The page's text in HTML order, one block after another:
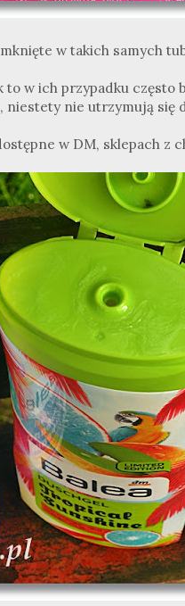
w takich samych
to w ich przypadku często
niestety nie utrzymują się
w DM, sklepach z